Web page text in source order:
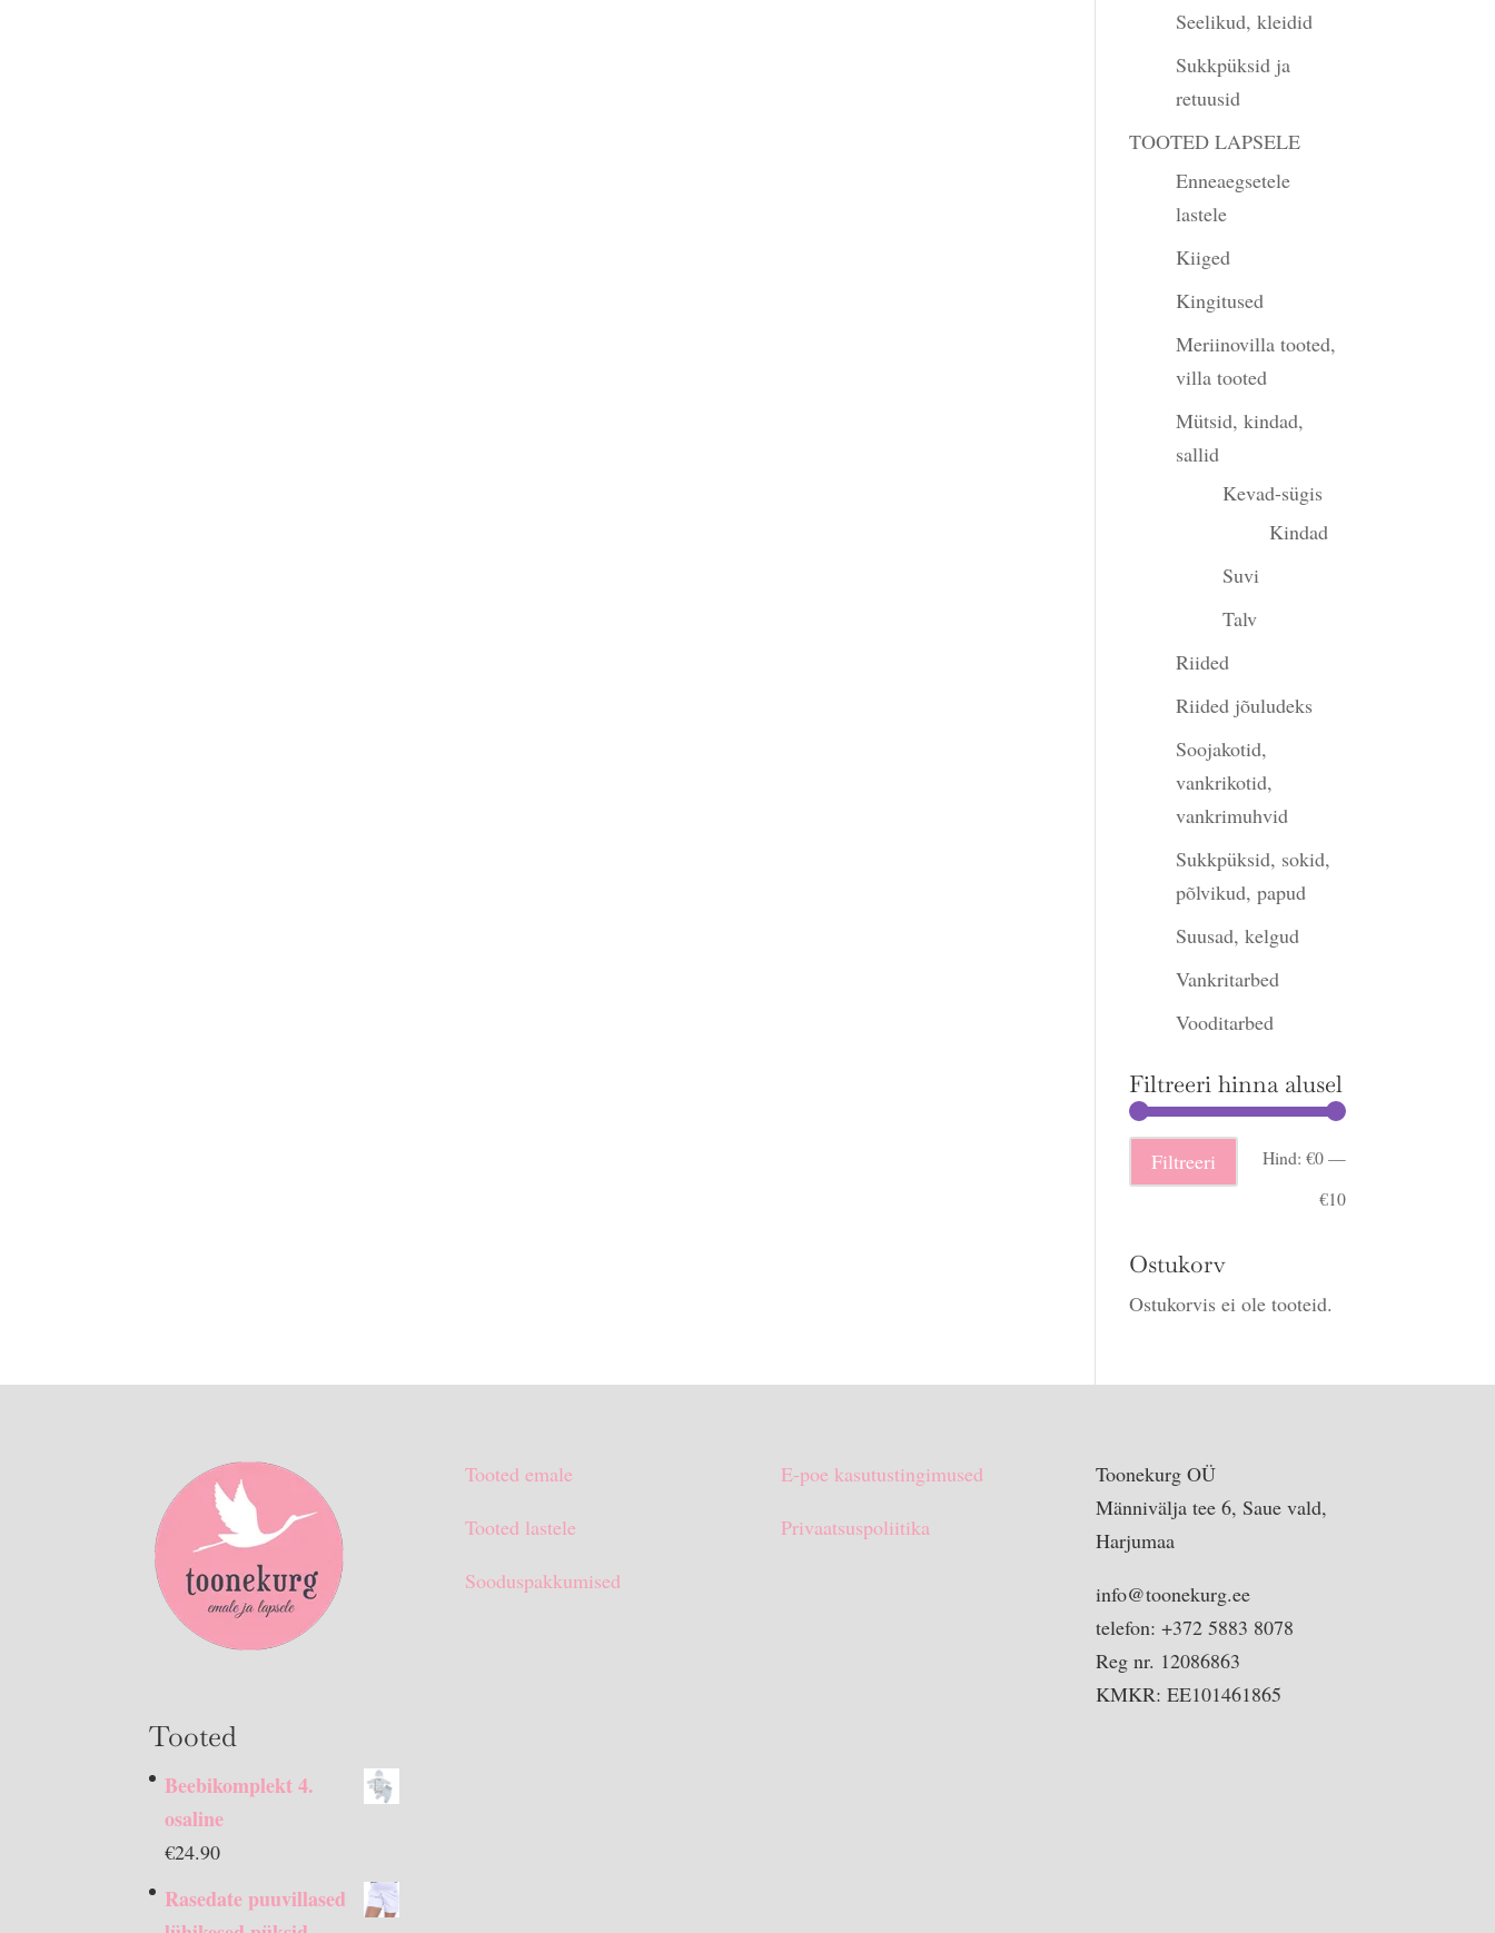
Seelikud, kleidid
Sukkpüksid ja
retuusid
TOOTED LAPSELE
Enneaegsetele
lastele
Kiiged
Kingitused
Meriinovilla tooted,
villa tooted
Mütsid, kindad,
sallid
Kevad-sügis
Kindad
Suvi
Talv
Riided
Riided jõuludeks
Soojakotid,
vankrikotid,
vankrimuhvid
Sukkpüksid, sokid,
põlvikud, papud
Suusad, kelgud
Vankritarbed
Vooditarbed
Filtreeri hinna alusel
Minimaalne
hind
Maksimaalne
hind
Filtreeri Hind: €0—
€10
Ostukorv
Ostukorvis ei ole tooteid.
Tooted
Beebikomplekt 4.
osaline
€24.90
Rasedate puuvillased
Tooted emale
Tooted lastele
Sooduspakkumised
E-poe kasutustingimused
Privaatsuspoliitika
Toonekurg OÜ
Männivälja tee 6, Saue vald,
Harjumaa
info@toonekurg.ee
telefon: +372 5883 8078
Reg nr. 12086863
KMKR: EE101461865